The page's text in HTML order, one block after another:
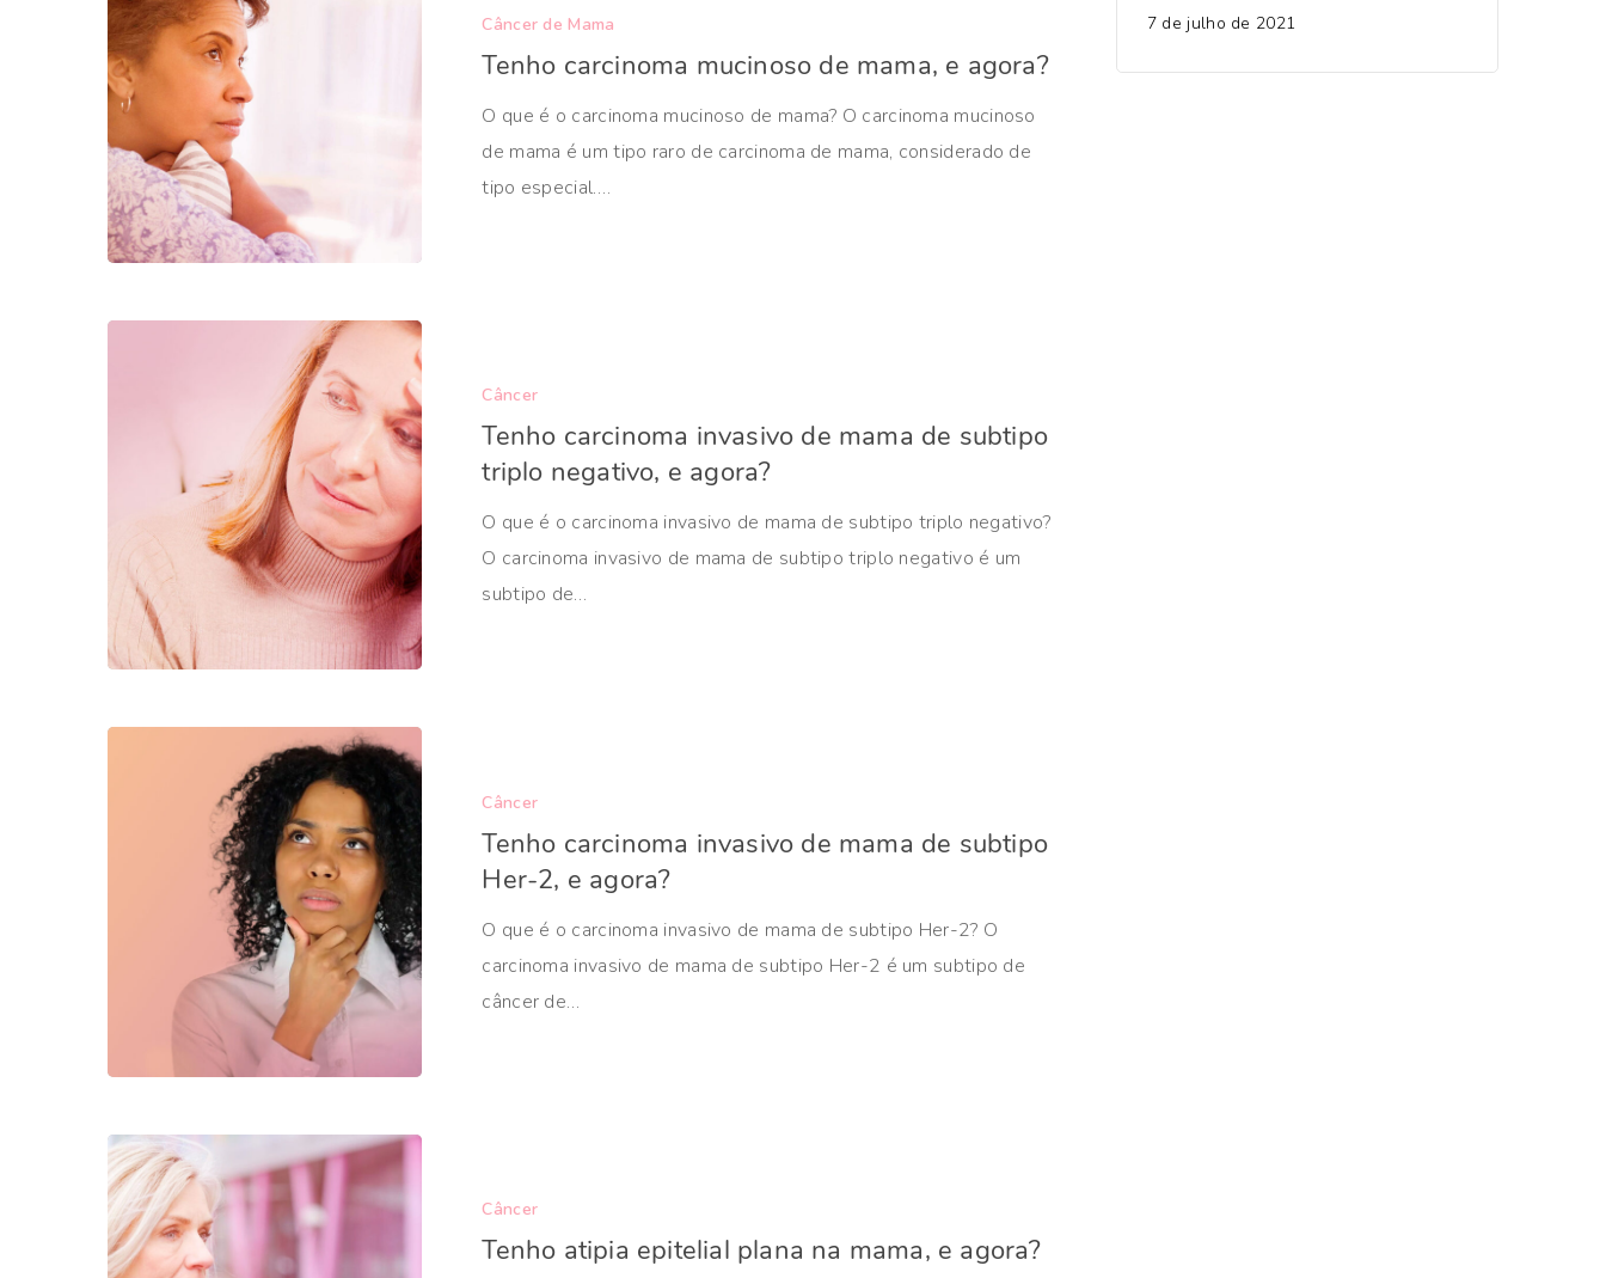
Câncer de Mama
Tenho carcinoma mucinoso de mama, e agora?
O que é o carcinoma mucinoso de mama? O carcinoma mucinoso
de mama é um tipo raro de carcinoma de mama, considerado de
tipo especial.…
Câncer
Tenho carcinoma invasivo de mama de subtipo
triplo negativo, e agora?
O que é o carcinoma invasivo de mama de subtipo triplo negativo?
O carcinoma invasivo de mama de subtipo triplo negativo é um
subtipo de…
Câncer
Tenho carcinoma invasivo de mama de subtipo
Her-2, e agora?
O que é o carcinoma invasivo de mama de subtipo Her-2? O
carcinoma invasivo de mama de subtipo Her-2 é um subtipo de
câncer de…
Câncer
Tenho atipia epitelial plana na mama, e agora?
7 de julho de 2021